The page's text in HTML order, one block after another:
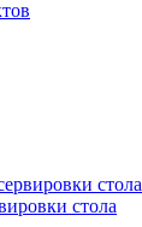
стола
стола